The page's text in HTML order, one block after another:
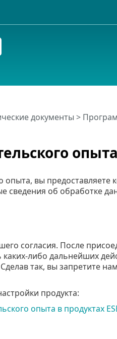
опыта
документы >
вы предоставляете
сведения об обработке
согласия. После
либо дальнейших
так, вы запретите
продукта:
опыта в продуктах